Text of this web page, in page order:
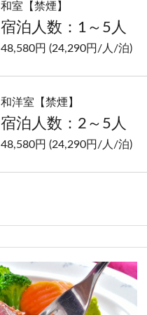
和室【禁煙】
宿泊人数：1～5人
48,580円 (24,290円/人/泊)
和洋室【禁煙】
宿泊人数：2～5人
48,580円 (24,290円/人/泊)
特別室【禁煙】